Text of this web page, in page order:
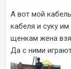
А вот мой
кабеля и суку
щенкам жена
Да с ними